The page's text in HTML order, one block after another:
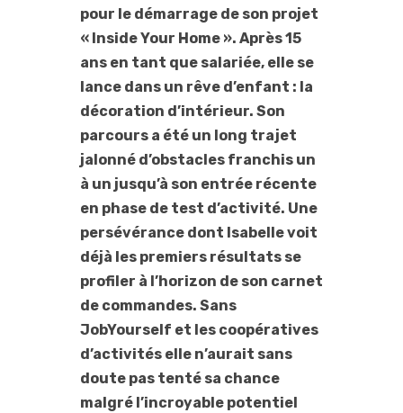
pour le démarrage de son projet
« Inside Your Home ». Après 15
ans en tant que salariée, elle se
lance dans un rêve d’enfant : la
décoration d’intérieur. Son
parcours a été un long trajet
jalonné d’obstacles franchis un
à un jusqu’à son entrée récente
en phase de test d’activité. Une
persévérance dont Isabelle voit
déjà les premiers résultats se
profiler à l’horizon de son carnet
de commandes. Sans
JobYourself et les coopératives
d’activités elle n’aurait sans
doute pas tenté sa chance
malgré l’incroyable potentiel